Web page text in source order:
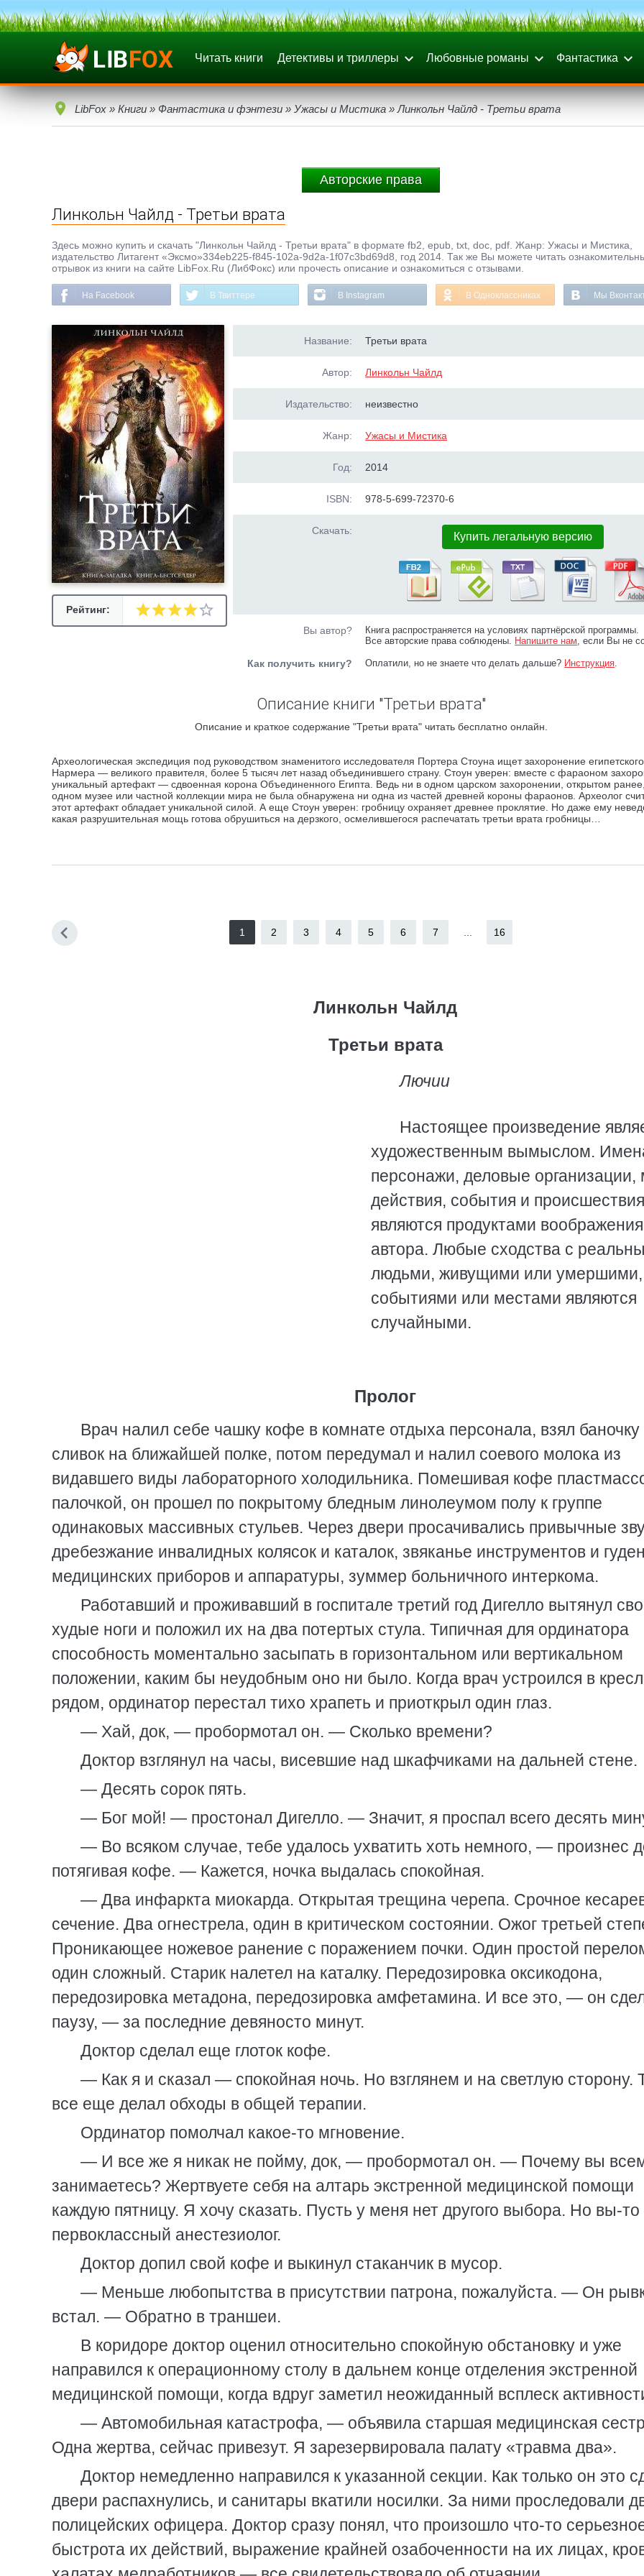
Читать книги Детективы и триллеры Любовные романы Фантастика
LibFox » Книги » Фантастика и фэнтези » Ужасы и Мистика » Линкольн Чайлд - Третьи врата
Авторские права
Линкольн Чайлд - Третьи врата
Здесь можно купить и скачать "Линкольн Чайлд - Третьи врата" в формате fb2, epub, txt, doc, pdf. Жанр: Ужасы и Мистика,
издательство Литагент «Эксмо»334eb225-f845-102a-9d2a-1f07c3bd69d8, год 2014. Так же Вы можете читать
отрывок из книги на сайте LibFox.Ru (ЛибФокс) или прочесть описание и ознакомиться с отзывами.
На Facebook В Твиттере В Instagram В Одноклассниках Мы
Рейтинг:
Название: Третьи врата
Автор: Линкольн Чайлд
Издательство: неизвестно
Жанр: Ужасы и Мистика
Год: 2014
ISBN: 978-5-699-72370-6
Скачать: Купить легальную версию
Вы автор?
Книга распространяется на условиях партнёрской программы.
Все авторские права соблюдены. Напишите нам, если Вы не
Как получить книгу? Оплатили, но не знаете что делать дальше? Инструкция.
Описание книги "Третьи врата"
Описание и краткое содержание "Третьи врата" читать бесплатно онлайн.
Археологическая экспедиция под руководством знаменитого исследователя Портера Стоуна ищет захоронение
Нармера — великого правителя, более 5 тысяч лет назад объединившего страну. Стоун уверен: вместе с фараоном
уникальный артефакт — сдвоенная корона Объединенного Египта. Ведь ни в одном царском захоронении, открытом
одном музее или частной коллекции мира не была обнаружена ни одна из частей древней короны фараонов. Археолог
этот артефакт обладает уникальной силой. А еще Стоун уверен: гробницу охраняет древнее проклятие. Но даже ему
какая разрушительная мощь готова обрушиться на дерзкого, осмелившегося распечатать третьи врата гробницы…
1 2 3 4 5 6 7 16
Линкольн Чайлд
Третьи врата
Лючии
Настоящее произведение
художественным вымыслом.
персонажи, деловые организации,
действия, события и происшествия
являются продуктами воображения
автора. Любые сходства с
людьми, живущими или умершими,
событиями или местами являются
случайными.
Пролог
Врач налил себе чашку кофе в комнате отдыха персонала, взял баночку
сливок на ближайшей полке, потом передумал и налил соевого молока из
видавшего виды лабораторного холодильника. Помешивая кофе
палочкой, он прошел по покрытому бледным линолеумом полу к группе
одинаковых массивных стульев. Через двери просачивались привычные
дребезжание инвалидных колясок и каталок, звяканье инструментов и
медицинских приборов и аппаратуры, зуммер больничного интеркома.
Работавший и проживавший в госпитале третий год Дигелло вытянул
худые ноги и положил их на два потертых стула. Типичная для ординатора
способность моментально засыпать в горизонтальном или вертикальном
положении, каким бы неудобным оно ни было. Когда врач устроился в
рядом, ординатор перестал тихо храпеть и приоткрыл один глаз.
— Хай, док, — пробормотал он. — Сколько времени?
Доктор взглянул на часы, висевшие над шкафчиками на дальней стене.
— Десять сорок пять.
— Бог мой! — простонал Дигелло. — Значит, я проспал всего десять
— Во всяком случае, тебе удалось ухватить хоть немного, — произнес
потягивая кофе. — Кажется, ночка выдалась спокойная.
— Два инфаркта миокарда. Открытая трещина черепа. Срочное
сечение. Два огнестрела, один в критическом состоянии. Ожог третьей
Проникающее ножевое ранение с поражением почки. Один простой
один сложный. Старик налетел на каталку. Передозировка оксикодона,
передозировка метадона, передозировка амфетамина. И все это, — он
паузу, — за последние девяносто минут.
Доктор сделал еще глоток кофе.
— Как я и сказал — спокойная ночь. Но взглянем и на светлую сторону.
все еще делал обходы в общей терапии.
Ординатор помолчал какое-то мгновение.
— И все же я никак не пойму, док, — пробормотал он. — Почему вы
занимаетесь? Жертвуете себя на алтарь экстренной медицинской помощи
каждую пятницу. Я хочу сказать. Пусть у меня нет другого выбора. Но вы-
первоклассный анестезиолог.
Доктор допил свой кофе и выкинул стаканчик в мусор.
— Меньше любопытства в присутствии патрона, пожалуйста. — Он
встал. — Обратно в траншеи.
В коридоре доктор оценил относительно спокойную обстановку и уже
направился к операционному столу в дальнем конце отделения экстренной
медицинской помощи, когда вдруг заметил неожиданный всплеск
— Автомобильная катастрофа, — объявила старшая медицинская
Одна жертва, сейчас привезут. Я зарезервировала палату «травма два».
Доктор немедленно направился к указанной секции. Как только он это
двери распахнулись, и санитары вкатили носилки. За ними проследовали
полицейских офицера. Доктор сразу понял, что произошло что-то
быстрота их действий, выражение крайней озабоченности на их лицах,